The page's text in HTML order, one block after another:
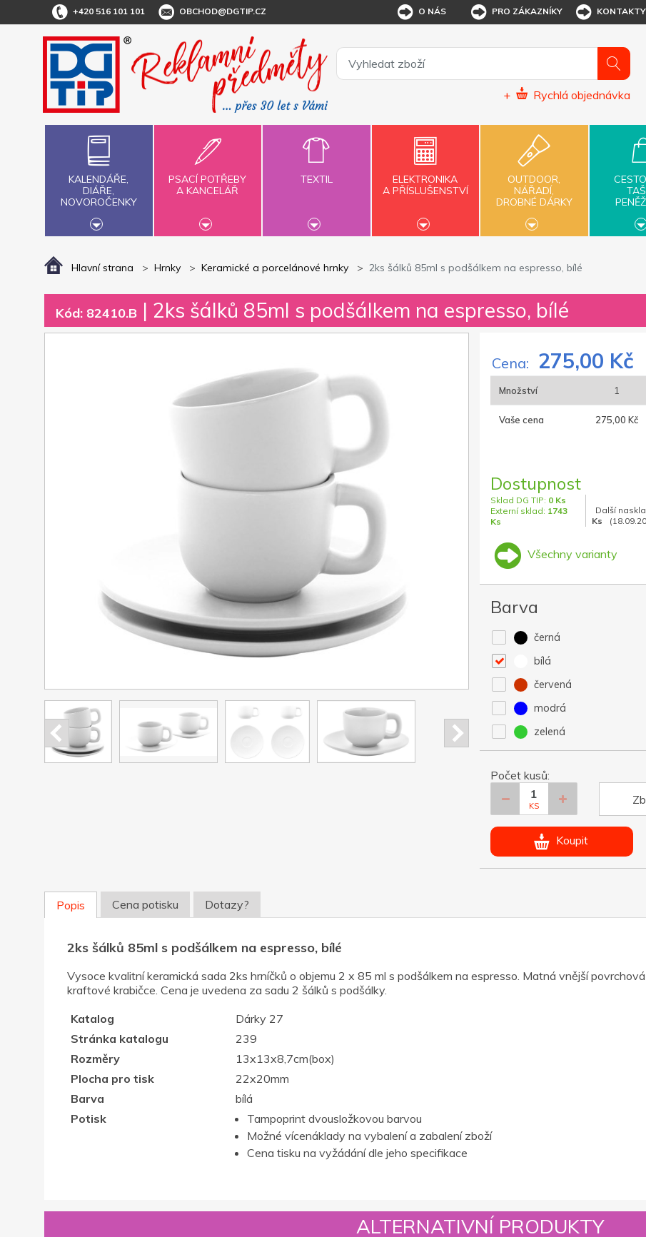
+420 516 101 101 OBCHOD@DGTIP.CZ O NÁS PRO ZÁKAZNÍKY KONTAKTY
+ Rychlá objednávka
KALENDÁŘE,
DIÁŘE,
NOVOROČENKY
PSACÍ POTŘEBY
A KANCELÁŘ
TEXTIL
ELEKTRONIKA
A PŘÍSLUŠENSTVÍ
OUTDOOR,
NÁŘADÍ,
DROBNÉ DÁRKY
Hlavní strana Hrnky Keramické a porcelánové hrnky 2ks šálků 85ml s podšálkem na espresso, bílé
Kód: 82410.B | 2ks šálků 85ml s podšálkem na espresso, bílé
Cena: 275,00 Kč
Množství 1
Vaše cena 275,00 Kč
Dostupnost
Sklad DG TIP: 0 Ks
Externí sklad: 1743
Ks
Další
Ks
Všechny varianty
Barva
černá
bílá
červená
modrá
zelená
Počet kusů:
KS
Koupit
Popis Cena potisku Dotazy?
2ks šálků 85ml s podšálkem na espresso, bílé
Vysoce kvalitní keramická sada 2ks hrníčků o objemu 2 x 85 ml s podšálkem na espresso. Matná vnější
kraftové krabičce. Cena je uvedena za sadu 2 šálků s podšálky.
Katalog
Dárky 27
Stránka katalogu
239
Rozměry
13x13x8,7cm(box)
Plocha pro tisk
22x20mm
Barva
bílá
Potisk
Tampoprint dvousložkovou barvou
Možné vícenáklady na vybalení a zabalení zboží
Cena tisku na vyžádání dle jeho specifikace
ALTERNATIVNÍ PRODUKTY